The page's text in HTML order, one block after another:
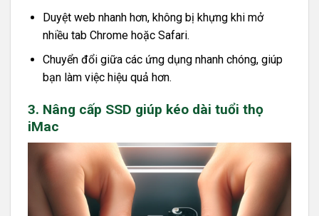
Duyệt web nhanh hơn, không bị khựng khi mở
nhiều tab Chrome hoặc Safari.
Chuyển đổi giữa các ứng dụng nhanh chóng, giúp
bạn làm việc hiệu quả hơn.
3. Nâng cấp SSD giúp kéo dài tuổi thọ
iMac